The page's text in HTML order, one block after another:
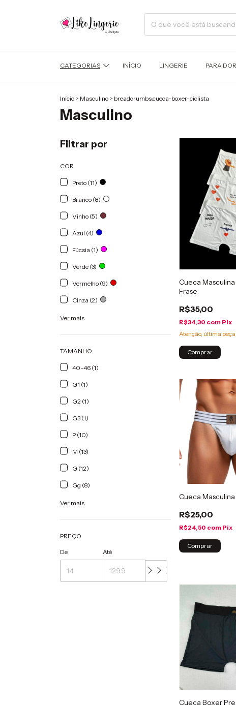
CATEGORIAS INÍCIO LINGERIE PARA
Início > Masculino > breadcrumbs.cueca-boxer-ciclista
Masculino
Filtrar por
COR
Preto (11)
Branco (8)
Vinho (5)
Azul (4)
Fúcsia (1)
Verde (3)
Vermelho (9)
Cinza (2)
Ver mais
TAMANHO
40-46 (1)
G1 (1)
G2 (1)
G3 (1)
P (10)
M (13)
G (12)
Gg (8)
Ver mais
PREÇO
De Até
Cueca
Frase
R$35,00
R$34,30 com Pix
Atenção, última peça!
Comprar
Cueca
R$25,00
R$24,50 com Pix
Comprar
Cueca Boxer